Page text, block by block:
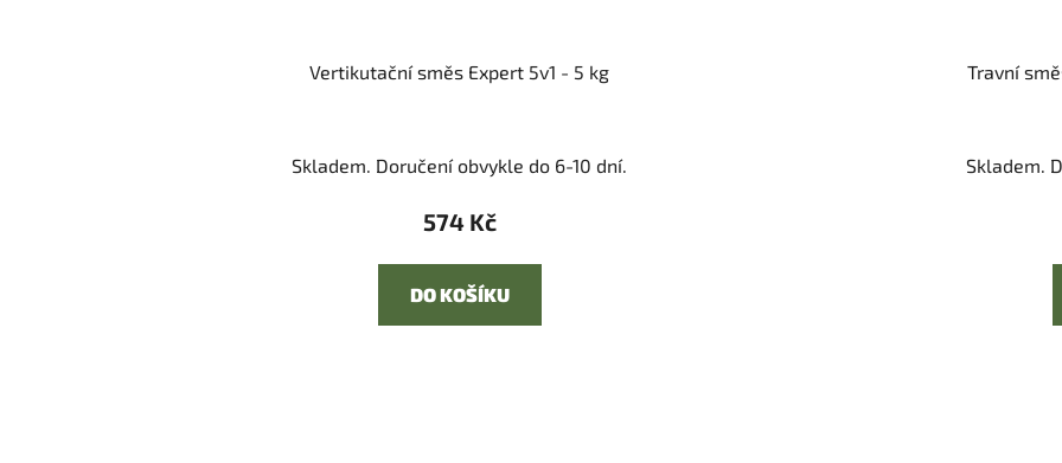
Vertikutační směs Expert 5v1 - 5 kg
Skladem. Doručení obvykle do 6-10 dní.
574 Kč
DO KOŠÍKU
Travní
Skladem.